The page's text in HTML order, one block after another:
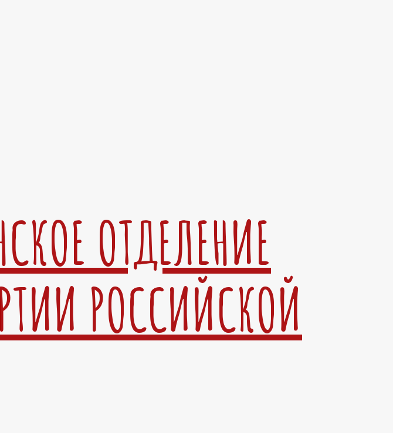
ОТДЕЛЕНИЕ
РОССИЙСКОЙ